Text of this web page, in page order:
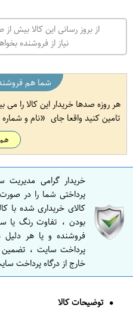
از بروز رسانی این کالا
نیاز از فروشنده
شما هم
هر روزه صدها خریدار این کالا را می
تامین کنید واقعا جای
نام و
خریدار گرامی مدیریت
پرداختی شما را در
کالای خریداری شده با
بودن ، تفاوت رنگ یا
فروشنده و یا هر دلیل
پرداخت سایت ، تضمین
خارج از درگاه پرداخت
توضیحات کالا